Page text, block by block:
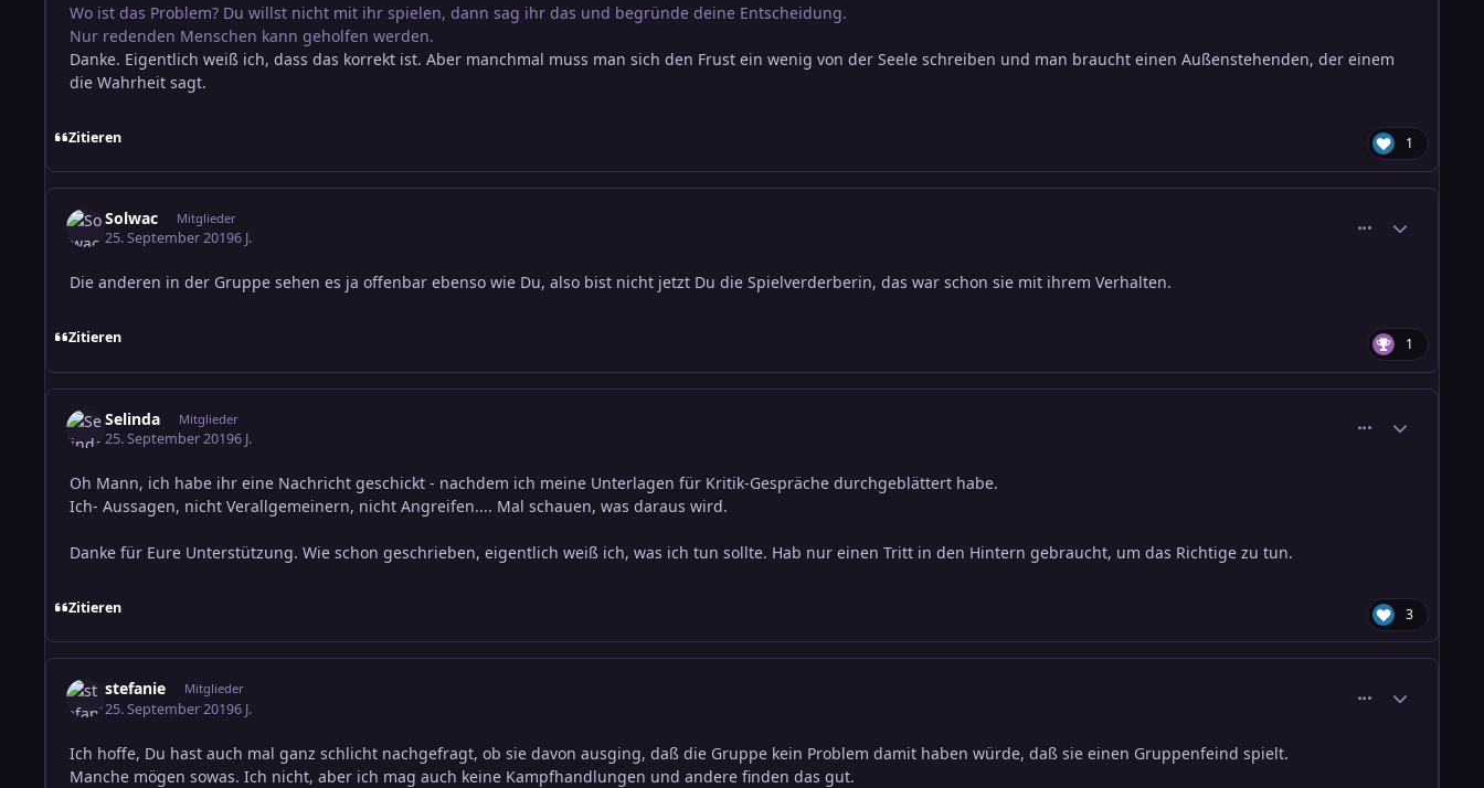
Wo ist das Problem? Du willst nicht mit ihr spielen, dann sag ihr das und begründe deine Entscheidung.
Nur redenden Menschen kann geholfen werden.
Danke. Eigentlich weiß ich, dass das korrekt ist. Aber manchmal muss man sich den Frust ein wenig von der Seele schreiben und man braucht einen Außenstehenden, der einem
die Wahrheit sagt.
Zitieren 1
Solwac Mitglieder
25. September 20196 J.
Die anderen in der Gruppe sehen es ja offenbar ebenso wie Du, also bist nicht jetzt Du die Spielverderberin, das war schon sie mit ihrem Verhalten.
Zitieren 1
Selinda Mitglieder
25. September 20196 J.
Oh Mann, ich habe ihr eine Nachricht geschickt - nachdem ich meine Unterlagen für Kritik-Gespräche durchgeblättert habe.
Ich- Aussagen, nicht Verallgemeinern, nicht Angreifen.... Mal schauen, was daraus wird.
Danke für Eure Unterstützung. Wie schon geschrieben, eigentlich weiß ich, was ich tun sollte. Hab nur einen Tritt in den Hintern gebraucht, um das Richtige zu tun.
Zitieren 3
stefanie Mitglieder
25. September 20196 J.
Ich hoffe, Du hast auch mal ganz schlicht nachgefragt, ob sie davon ausging, daß die Gruppe kein Problem damit haben würde, daß sie einen Gruppenfeind spielt.
Manche mögen sowas. Ich nicht, aber ich mag auch keine Kampfhandlungen und andere finden das gut.